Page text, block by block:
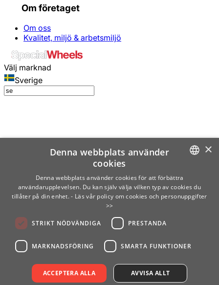
Om företaget
Om oss
Kvalitet, miljö & arbetsmiljö
Välj marknad
Sverige
SWEDISH
×
Denna webbplats använder
cookies
Denna webbplats använder cookies för att förbättra
användarupplevelsen. Du kan själv välja vilken typ av cookies du
tillåter på din enhet. - Läs vår policy om cookies och personuppgifter
>>
STRIKT NÖDVÄNDIGA PRESTANDA
MARKNADSFÖRING SMARTA FUNKTIONER
ACCEPTERA ALLA AVVISA ALLT